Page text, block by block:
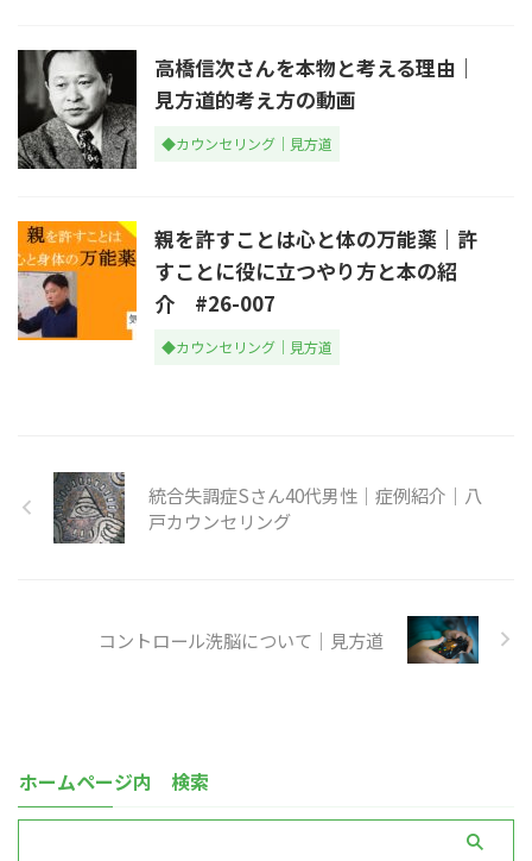
高橋信次さんを本物と考える理由｜
見方道的考え方の動画
◆カウンセリング｜見方道
親を許すことは心と体の万能薬｜許
すことに役に立つやり方と本の紹
介 #26-007
◆カウンセリング｜見方道
統合失調症Sさん40代男性｜症例紹介｜八
戸カウンセリング
コントロール洗脳について｜見方道
ホームページ内 検索